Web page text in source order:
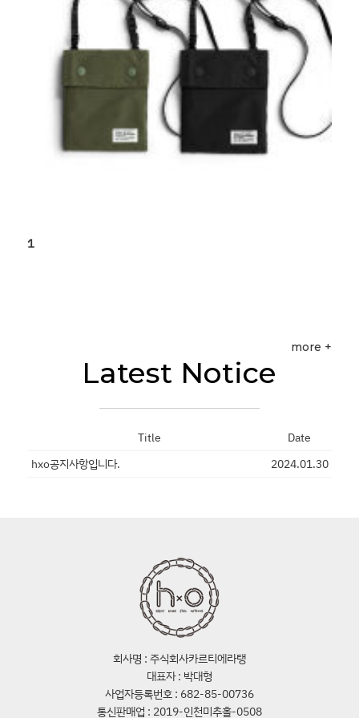
1
Latest Notice
Title
Date
hxo공지사항입니다.
2024.01.30
more +
회사명 : 주식회사카르티에라탱
대표자 : 박대형
사업자등록번호 : 682-85-00736
통신판매업 : 2019-인천미추홀-0508